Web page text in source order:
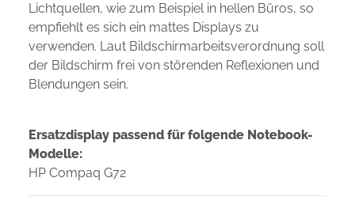
Lichtquellen, wie zum Beispiel in hellen Büros, so
empfiehlt es sich ein mattes Displays zu
verwenden. Laut Bildschirmarbeitsverordnung soll
der Bildschirm frei von störenden Reflexionen und
Blendungen sein.
Ersatzdisplay passend für folgende Notebook-
Modelle:
HP Compaq G72